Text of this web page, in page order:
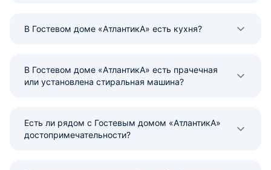
В Гостевом доме «АтлантикА» есть кухня?
В Гостевом доме «АтлантикА» есть прачечная
или установлена стиральная машина?
Есть ли рядом с Гостевым домом «АтлантикА»
достопримечательности?